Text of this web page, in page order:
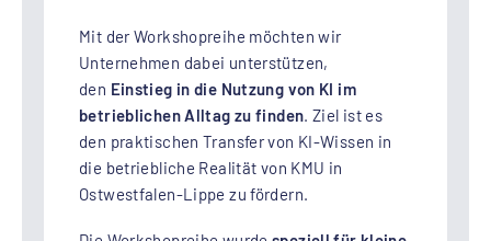
Mit der Workshopreihe möchten wir
Unternehmen dabei unterstützen,
den Einstieg in die Nutzung von KI im
betrieblichen Alltag zu finden . Ziel ist es
den praktischen Transfer von KI-Wissen in
die betriebliche Realität von KMU in
Ostwestfalen-Lippe zu fördern.